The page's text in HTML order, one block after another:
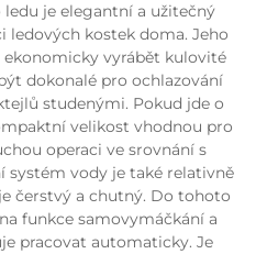
je elegantní a užitečný
ledových kostek doma. Jeho
vyrábět kulovité
dokonalé pro ochlazování
studenými. Pokud jde o
velikost vhodnou pro
operaci ve srovnání s
vody je také relativně
čerstvý a chutný. Do tohoto
funkce samovymáčkání a
pracovat automaticky. Je